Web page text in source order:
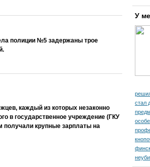
полиции №5 задержаны трое
каждый из которых незаконно
в государственное учреждение (ГКУ
крупные зарплаты на
У
стал